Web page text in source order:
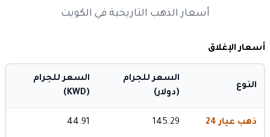
أسعار الذهب التاريخية في الكويت
أسعار الإغلاق
النوع
السعر للجرام
(دولار)
السعر للجرام
(KWD)
ذهب عيار 24 145.29
44.91